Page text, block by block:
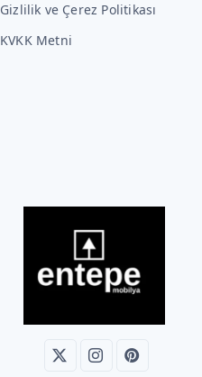
Gizlilik ve Çerez Politikası
KVKK Metni